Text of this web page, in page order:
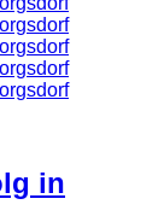
in